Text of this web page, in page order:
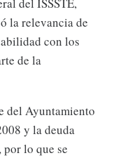
del ISSSTE,
la relevancia de
con los
de la
del Ayuntamiento
y la deuda
lo que se